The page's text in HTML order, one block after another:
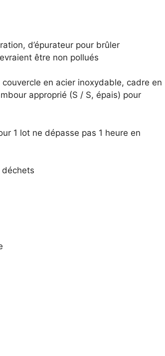
d’épurateur pour brûler
être non pollués
en acier inoxydable, cadre en
approprié (S / S, épais) pour
1 lot ne dépasse pas 1 heure en
déchets